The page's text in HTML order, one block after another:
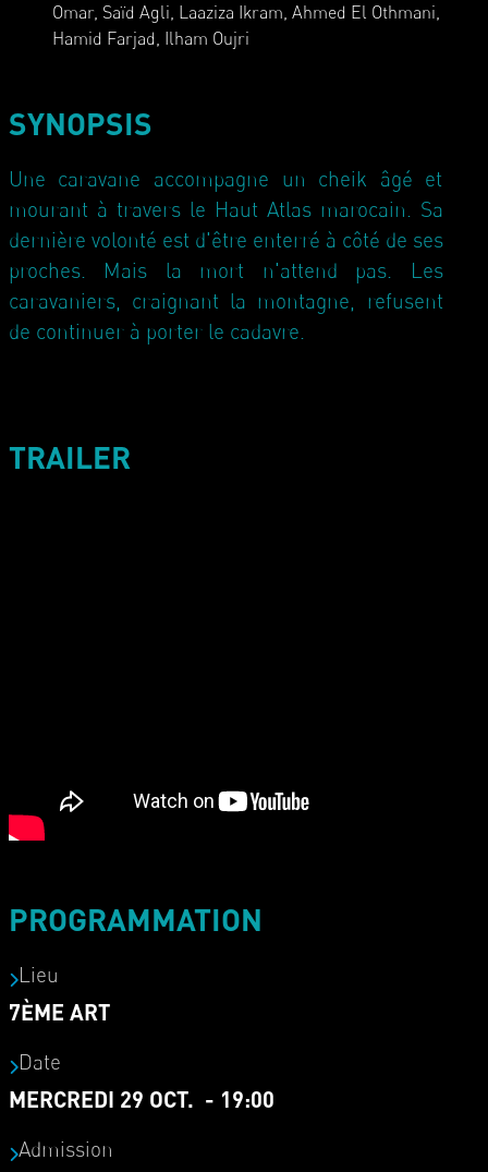
Omar, Saïd Agli, Laaziza Ikram, Ahmed El Othmani,
Hamid Farjad, Ilham Oujri
SYNOPSIS
Une caravane accompagne un cheik âgé et
mourant à travers le Haut Atlas marocain. Sa
dernière volonté est d'être enterré à côté de ses
proches. Mais la mort n'attend pas. Les
caravaniers, craignant la montagne, refusent
de continuer à porter le cadavre.
TRAILER
PROGRAMMATION
Lieu
7ÈME ART
Date
MERCREDI 29 OCT. - 19:00
Admission